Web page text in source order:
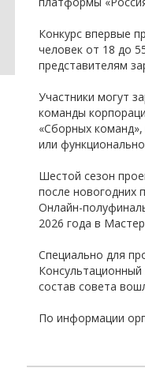
Конкурс впервые
человек от 18 до
представителям
Участники могут
команды
«Сборных
или
Шестой сезон
после новогодних
Онлайн-
2026 года в
Специально для
состав совета
По информации